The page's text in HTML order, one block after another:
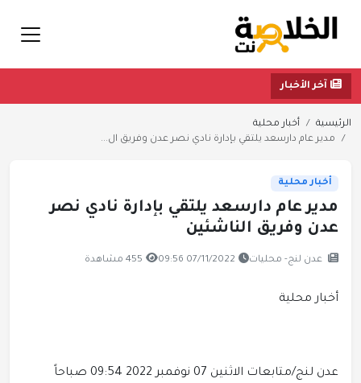
آخر الأخبار
الرئيسية
أخبار محلية
مدير عام دارسعد يلتقي بإدارة نادي نصر عدن وفريق ال...
أخبار محلية
مدير عام دارسعد يلتقي بإدارة نادي نصر
عدن وفريق الناشئين
عدن لنج- محليات 07/11/2022 09:56 455 مشاهدة
أخبار محلية
عدن لنج/متابعات الاثنين 07 نوفمبر 2022 09:54 صباحاً